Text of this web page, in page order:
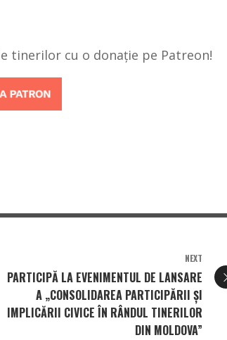
tinerilor cu o donație pe Patreon!
NEXT
PARTICIPĂ LA EVENIMENTUL DE LANSARE
A „CONSOLIDAREA PARTICIPĂRII ȘI
IMPLICĂRII CIVICE ÎN RÂNDUL TINERILOR
DIN MOLDOVA”